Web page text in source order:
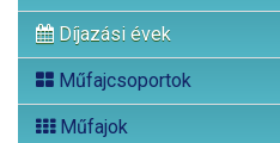
Díjazási évek
Műfajcsoportok
Műfajok